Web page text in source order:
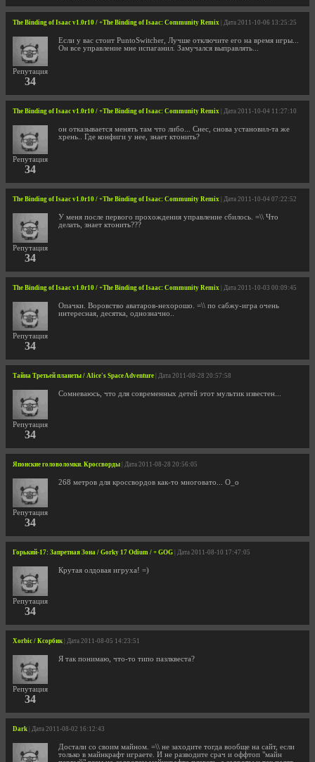
The Binding of Isaac v1.0r10 / +The Binding of Isaac: Community Remix | Дата 2011-10-06 13:25:25
Репутация
34
Если у вас стоит PuntoSwitcher, Лучше отключите его на время игры...
Он все управление мне испаганил. Замучался выправлять...
The Binding of Isaac v1.0r10 / +The Binding of Isaac: Community Remix | Дата 2011-10-04 11:27:10
Репутация
34
он отказывается менять там что либо... Снес, снова установил-та же
хрень.. Где конфиги у нее, знает ктонить?
The Binding of Isaac v1.0r10 / +The Binding of Isaac: Community Remix | Дата 2011-10-04 07:22:52
Репутация
34
У меня после первого прохождения управление сбилось. =\\ Что
делать, знает ктонить???
The Binding of Isaac v1.0r10 / +The Binding of Isaac: Community Remix | Дата 2011-10-03 00:09:45
Репутация
34
Опачки. Воровство аватаров-нехорошо. =\\ по сабжу-игра очень
интересная, десятка, однозначно..
Тайна Третьей планеты / Alice's Space Adventure | Дата 2011-08-28 20:57:58
Репутация
34
Сомневаюсь, что для современных детей этот мультик известен...
Японские головоломки. Кроссворды | Дата 2011-08-28 20:56:05
Репутация
34
268 метров для кроссвордов как-то многовато... О_о
Горький-17: Запретная Зона / Gorky 17 Odium / + GOG | Дата 2011-08-10 17:47:05
Репутация
34
Крутая олдовая игруха! =)
Xorbic / Ксорбик | Дата 2011-08-05 14:23:51
Репутация
34
Я так понимаю, что-то типо пазлквеста?
Dark | Дата 2011-08-02 16:12:43
Достали со своим майном. =\\ не заходите тогда вообще на сайт, если
только в майнкрафт играете. И не разводите срач и оффтоп "майн